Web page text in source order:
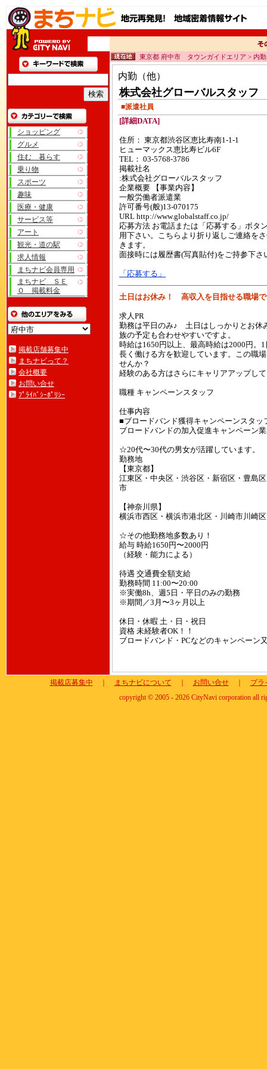
ショッピング
グルメ
住む 暮らす
乗り物
スポーツ
趣味
医療・健康
サービス等
アート
観光・道の駅
求人情報
まちナビ会員専用
まちナビ ＳＥ
Ｏ 掲載料金
掲載店舗募集中
まちナビって？
会社概要
お問い合せ
ﾌﾟﾗｲﾊﾞｼｰﾎﾟﾘｼｰ
東京都 府中市 タウンガイドエリア > 内
内勤（他）
株式会社グローバルスタッフ
■派遣社員
[詳細DATA]
住所： 東京都渋谷区恵比寿南1-1-1
ヒューマックス恵比寿ビル6F
TEL： 03-5768-3786
掲載社名
:株式会社グローバルスタッフ
企業概要 【事業内容】
一般労働者派遣業
許可番号(般)13-070175
URL http://www.globalstaff.co.jp/
応募方法 お電話または「応募する」ボタ
用下さい。こちらより折り返しご連絡を
きます。
面接時には履歴書(写真貼付)をご持参下さ
「応募する」
土日はお休み！ 高収入を目指せる職場
求人PR
勤務は平日のみ♪ 土日はしっかりとお
族の予定も合わせやすいですよ。
時給は1650円以上、最高時給は2000円。
長く働ける方を歓迎しています。この職
せんか？
経験のある方はさらにキャリアアップし
職種 キャンペーンスタッフ
仕事内容
■ブロードバンド獲得キャンペーンスタッ
ブロードバンドの加入促進キャンペーン
☆20代〜30代の男女が活躍しています。
勤務地
【東京都】
江東区・中央区・渋谷区・新宿区・豊島
市
【神奈川県】
横浜市西区・横浜市港北区・川崎市川崎
☆その他勤務地多数あり！
給与 時給1650円〜2000円
（経験・能力による）
待遇 交通費全額支給
勤務時間 11:00〜20:00
※実働8h、週5日・平日のみの勤務
※期間／3月〜3ヶ月以上
休日・休暇 土・日・祝日
資格 未経験者OK！！
ブロードバンド・PCなどのキャンペーン
掲載店募集中 まちナビについて お問い合せ｜
プラ
copyright © 2005 - 2026 CityNavi corporation all